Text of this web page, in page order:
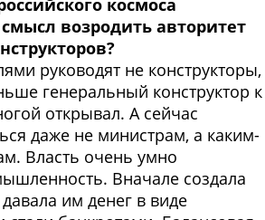
космоса
возродить авторитет
руководят не конструкторы,
генеральный конструктор к
открывал. А сейчас
даже не министрам, а каким-
Власть очень умно
Вначале создала
им денег в виде